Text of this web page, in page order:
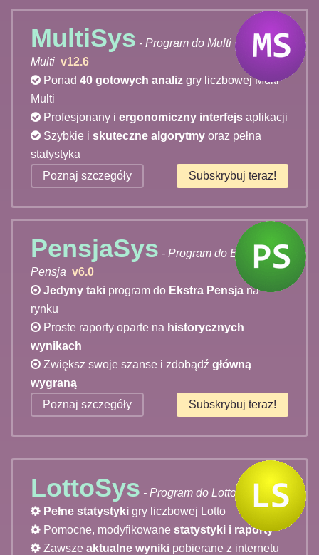
MultiSys - Program do Multi
Multi v12.6
Ponad 40 gotowych analiz gry liczbowej Multi
Multi
Profesjonany i ergonomiczny interfejs aplikacji
Szybkie i skuteczne algorytmy oraz pełna
statystyka
Poznaj szczegóły
Subskrybuj teraz!
PensjaSys - Program do Ekstra
Pensja v6.0
Jedyny taki program do Ekstra Pensja na
rynku
Proste raporty oparte na historycznych
wynikach
Zwiększ swoje szanse i zdobądź główną
wygraną
Poznaj szczegóły
Subskrybuj teraz!
LottoSys - Program do Lotto
Pełne statystyki gry liczbowej Lotto
Pomocne, modyfikowane statystyki i raporty
Zawsze aktualne wyniki pobierane z internetu